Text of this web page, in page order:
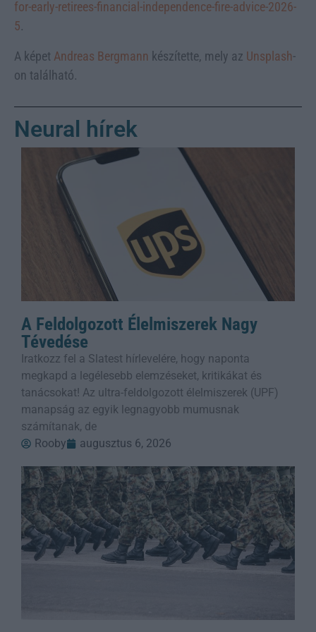
for-early-retirees-financial-independence-fire-advice-2026-
5.
A képet Andreas Bergmann készítette, mely az Unsplash-
on található.
Neural hírek
A Feldolgozott Élelmiszerek Nagy
Tévedése
Iratkozz fel a Slatest hírlevelére, hogy naponta
megkapd a legélesebb elemzéseket, kritikákat és
tanácsokat! Az ultra-feldolgozott élelmiszerek (UPF)
manapság az egyik legnagyobb mumusnak
számítanak, de
Rooby
augusztus 6, 2026